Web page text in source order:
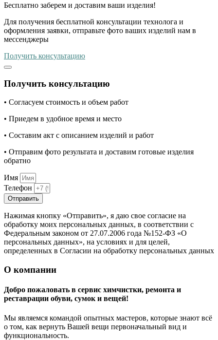
Бесплатно заберем и доставим ваши изделия!
Для получения бесплатной консультации технолога и
оформления заявки, отправьте фото ваших изделий нам в
мессенджеры
Получить консультацию
Получить консультацию
• Согласуем стоимость и объем работ
• Приедем в удобное время и место
• Составим акт с описанием изделий и работ
• Отправим фото результата и доставим готовые изделия
обратно
Имя
Телефон
Отправить
Нажимая кнопку «Отправить», я даю свое согласие на
обработку моих персональных данных, в соответствии с
Федеральным законом от 27.07.2006 года №152-ФЗ «О
персональных данных», на условиях и для целей,
определенных в Согласии на обработку персональных данных
О компании
Добро пожаловать в сервис химчистки, ремонта и
реставрации обуви, сумок и вещей!
Мы являемся командой опытных мастеров, которые знают всё
о том, как вернуть Вашей вещи первоначальный вид и
функциональность.